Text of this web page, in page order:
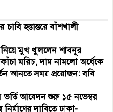
হস্তান্তরে বাঁশখালী
মুখ খুললেন শাবনূর
মরিচ, দাম নামলো অর্ধেকে
আনতে সময় প্রয়োজন: ববি
ভর্তি আবেদন শুরু ১৫ নভেম্বর
দাবিতে ঢাকা-